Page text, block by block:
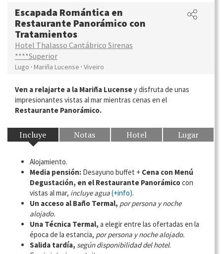
Escapada Romántica en
Restaurante Panorámico con
Tratamientos
Hotel Thalasso Cantábrico Sirenas
****Superior
Lugo · Mariña Lucense · Viveiro
Ven a relajarte a la Mariña Lucensey disfruta de unas
impresionantes vistas al mar mientras cenas en el
Restaurante Panorámico.
Incluye Notas Hotel Lugar
Alojamiento.
Media pensión: Desayuno buffet + Cena con Menú
Degustación, en el Restaurante Panorámicocon
vistas al mar, incluye agua(+info).
Un acceso al Baño Termal, por persona y noche
alojado.
Una Técnica Termal, a elegir entre las ofertadas en la
época de la estancia, por persona y noche alojado.
Salida tardía, según disponibilidad del hotel.